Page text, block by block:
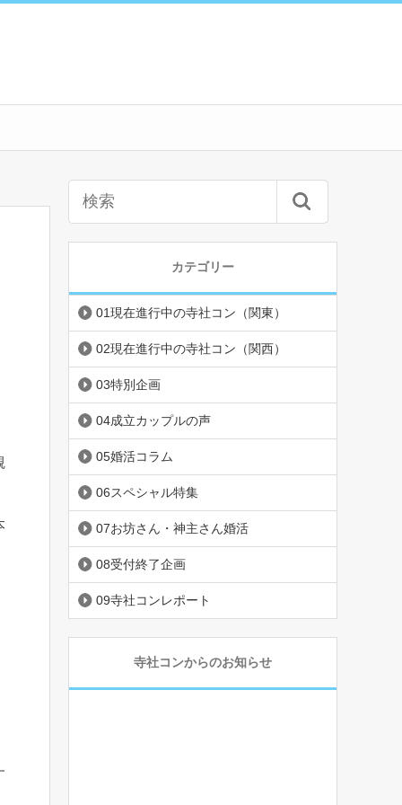
カテゴリー
01現在進行中の寺社コン（関東）
02現在進行中の寺社コン（関西）
03特別企画
04成立カップルの声
05婚活コラム
06スペシャル特集
07お坊さん・神主さん婚活
08受付終了企画
09寺社コンレポート
寺社コンからのお知らせ